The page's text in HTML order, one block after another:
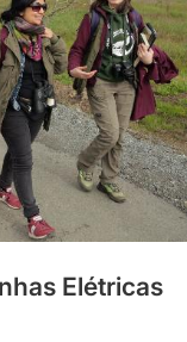
Elétricas